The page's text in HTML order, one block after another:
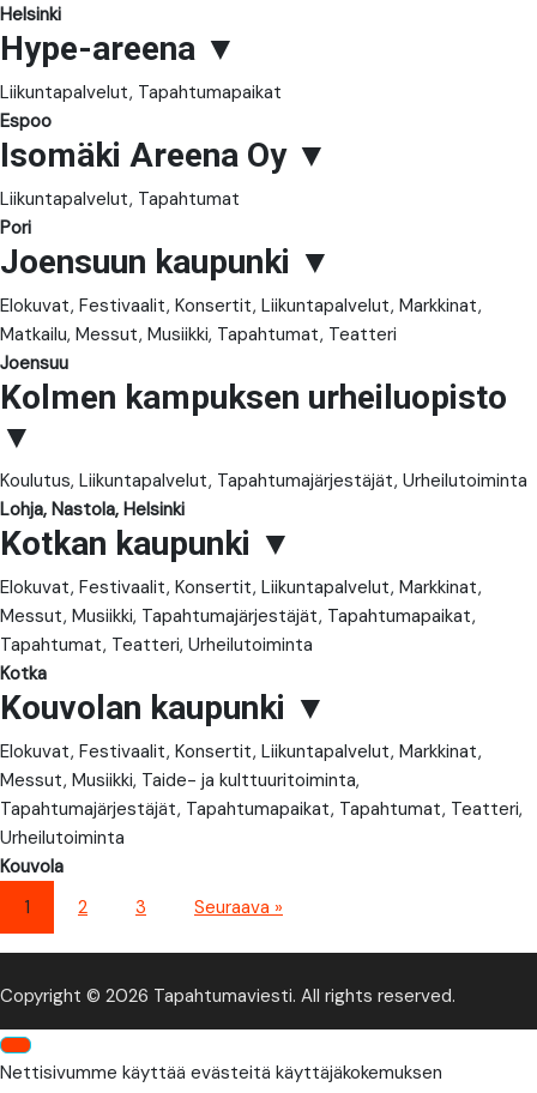
Helsinki
Hype-areena ▼
Liikuntapalvelut, Tapahtumapaikat
Espoo
Isomäki Areena Oy ▼
Liikuntapalvelut, Tapahtumat
Pori
Joensuun kaupunki ▼
Elokuvat, Festivaalit, Konsertit, Liikuntapalvelut, Markkinat,
Matkailu, Messut, Musiikki, Tapahtumat, Teatteri
Joensuu
Kolmen kampuksen urheiluopisto
▼
Koulutus, Liikuntapalvelut, Tapahtumajärjestäjät, Urheilutoiminta
Lohja, Nastola, Helsinki
Kotkan kaupunki ▼
Elokuvat, Festivaalit, Konsertit, Liikuntapalvelut, Markkinat,
Messut, Musiikki, Tapahtumajärjestäjät, Tapahtumapaikat,
Tapahtumat, Teatteri, Urheilutoiminta
Kotka
Kouvolan kaupunki ▼
Elokuvat, Festivaalit, Konsertit, Liikuntapalvelut, Markkinat,
Messut, Musiikki, Taide- ja kulttuuritoiminta,
Tapahtumajärjestäjät, Tapahtumapaikat, Tapahtumat, Teatteri,
Urheilutoiminta
Kouvola
1
2 3 Seuraava »
Copyright © 2026 Tapahtumaviesti. All rights reserved.
Nettisivumme käyttää evästeitä käyttäjäkokemuksen